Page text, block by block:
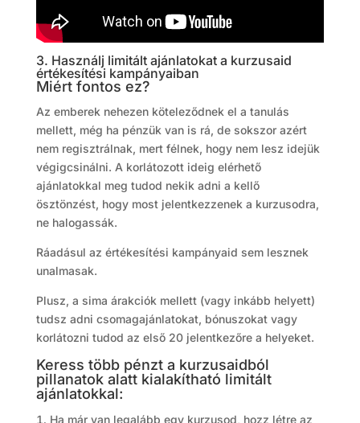
3. Használj limitált ajánlatokat a kurzusaid
értékesítési kampányaiban
Miért fontos ez?
Az emberek nehezen köteleződnek el a tanulás
mellett, még ha pénzük van is rá, de sokszor azért
nem regisztrálnak, mert félnek, hogy nem lesz idejük
végigcsinálni. A korlátozott ideig elérhető
ajánlatokkal meg tudod nekik adni a kellő
ösztönzést, hogy most jelentkezzenek a kurzusodra,
ne halogassák.
Ráadásul az értékesítési kampányaid sem lesznek
unalmasak.
Plusz, a sima árakciók mellett (vagy inkább helyett)
tudsz adni csomagajánlatokat, bónuszokat vagy
korlátozni tudod az első 20 jelentkezőre a helyeket.
Keress több pénzt a kurzusaidból
pillanatok alatt kialakítható limitált
ajánlatokkal:
Ha már van legalább egy kurzusod, hozz létre az